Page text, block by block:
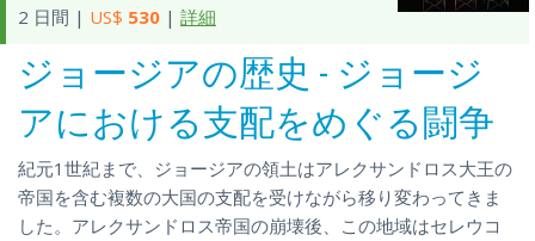
2 日間 | US$ 530 | 詳細
ジョージアの歴史 - ジョージ
アにおける支配をめぐる闘争
紀元1世紀まで、ジョージアの領土はアレクサンドロス大王の
帝国を含む複数の大国の支配を受けながら移り変わってきま
した。アレクサンドロス帝国の崩壊後、この地域はセレウコ